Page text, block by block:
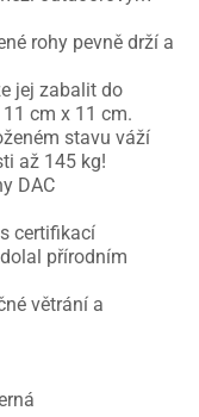
rohy pevně drží a
jej zabalit do
cm x 11 cm.
stavu váží
až 145 kg!
DAC
certifikací
přírodním
větrání a